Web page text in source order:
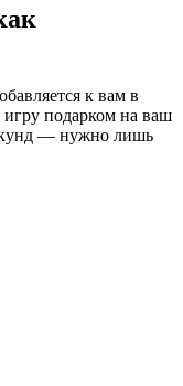
к вам в
игру подарком на ваш
— нужно лишь